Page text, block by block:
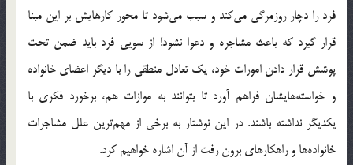
فرد را دچار روزمرگي مي‌كند و سبب مي‌شود تا محور كارهايش بر اين مبنا
قرار گيرد كه باعث مشاجره و دعوا نشود! از سويي فرد بايد ضمن تحت
پوشش قرار دادن امورات خود‌، يك تعادل منطقي را با ديگر اعضاي خانواده
و خواسته‌هايشان فراهم آورد تا بتوانند به موازات هم‌، برخورد فكري با
يكديگر نداشته باشند. در اين نوشتار به برخي از مهم‌ترين علل مشاجرات
خانواده‌ها و راهكارهاي برون رفت از آن اشاره خواهيم كرد.